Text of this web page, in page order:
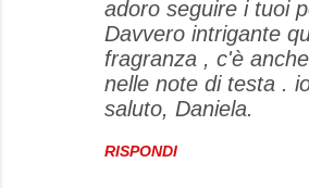
adoro seguire i tuoi
Davvero intrigante
fragranza , c'è
nelle note di testa .
saluto, Daniela.
RISPONDI